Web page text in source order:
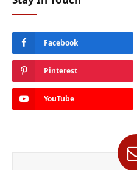
Facebook
Pinterest
YouTube